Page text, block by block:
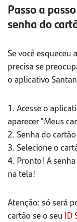
Passo a
senha do
Se você esqueceu
precisa se
o aplicativo
1. Acesse o
aparecer "Meus
2. Senha do
3. Selecione o
4. Pronto! A
na tela!
Atenção: só será
cartão se o seu ID